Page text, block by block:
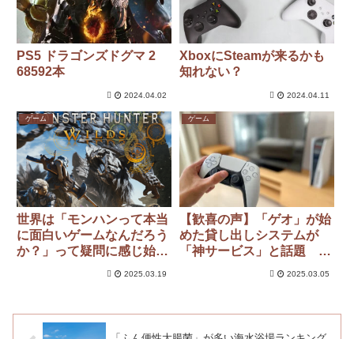
PS5 ドラゴンズドグマ 2
68592本
2024.04.02
XboxにSteamが来るかも
知れない？
2024.04.11
ゲーム
世界は「モンハンって本当
に面白いゲームなんだろう
か？」って疑問に感じ始め
2025.03.19
ゲーム
【歓喜の声】「ゲオ」が始
めた貸し出しシステムが
「神サービス」と話題 7
2025.03.05